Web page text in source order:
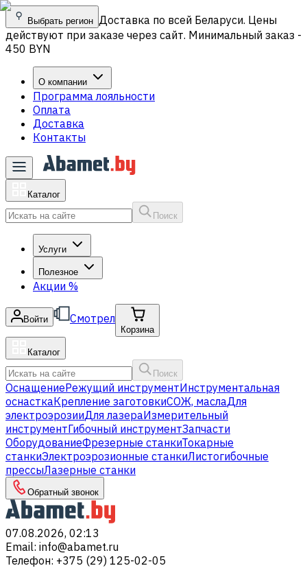
Выбрать регион Доставка по всей Беларуси. Цены
действуют при заказе через сайт. Минимальный заказ -
450 BYN
О компании
Программа лояльности
Оплата
Доставка
Контакты
Каталог
Поиск
Услуги
Полезное
Акции %
Войти Смотрел
Корзина
Каталог
Поиск
ОснащениеРежущий инструментИнструментальная
оснасткаКрепление заготовкиСОЖ, маслаДля
электроэрозииДля лазераИзмерительный
инструментГибочный инструментЗапчасти
ОборудованиеФрезерные станкиТокарные
станкиЭлектроэрозионные станкиЛистогибочные
прессыЛазерные станки
Обратный звонок
07.08.2026, 02:13
Email: info@abamet.ru
Телефон: +375 (29) 125-02-05